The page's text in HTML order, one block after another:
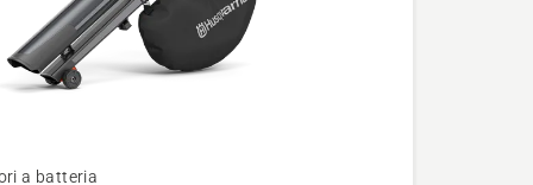
a batteria